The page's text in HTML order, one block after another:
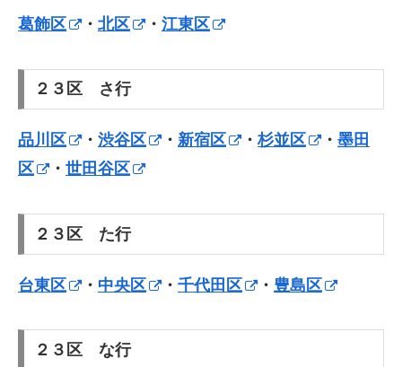
葛飾区 ・ 北区 ・ 江東区
２３区 さ行
品川区 ・ 渋谷区 ・ 新宿区 ・杉並区 ・ 墨田
区
・ 世田谷区
２３区 た行
台東区 ・ 中央区 ・ 千代田区 ・ 豊島区
２３区 な行